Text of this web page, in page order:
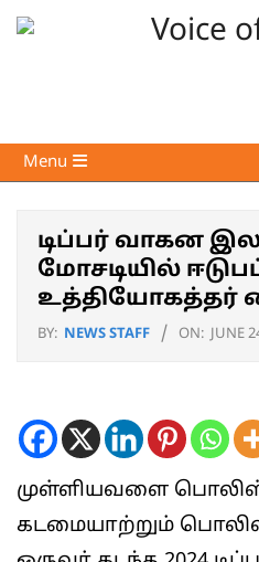
Skip
Voice
of
Primary
Navigation
Menu
டிப்பர் வாகன
மோசடியில்
உத்தியோகத்தர்
BY: NEWS STAFF ON: JUNE
முள்ளியவளை
கடமையாற்றும்